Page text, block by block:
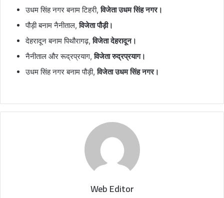
उधम सिंह नगर बनाम टिहरी,विजेता उधम सिंह नगर।
पौड़ी बनाम नैनीताल,विजेता पौड़ी।
देहरादून बनाम पिथौरागढ़,विजेता देहरादून।
नैनीताल और रूद्रप्रयाग,विजेता रुद्रप्रयाग।
उधम सिंह नगर बनाम पौड़ी,विजेता उधम सिंह नगर।
Web Editor